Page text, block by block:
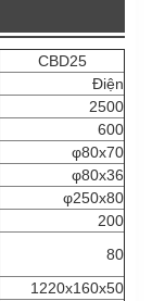
CBD25
Điện
2500
600
φ80x70
φ80x36
φ250x80
200
80
1220x160x50